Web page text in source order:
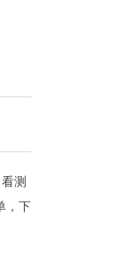
测
，下